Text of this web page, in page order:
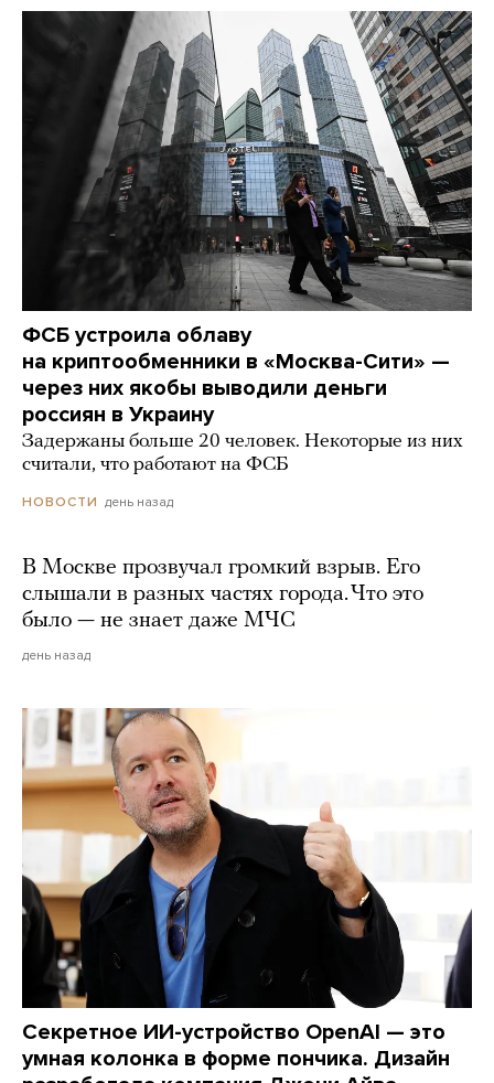
ФСБ устроила облаву
на криптообменники в «Москва-Сити» —
через них якобы выводили деньги
россиян в Украину
Задержаны больше 20 человек. Некоторые из них
считали, что работают на ФСБ
НОВОСТИ день назад
В Москве прозвучал громкий взрыв. Его
слышали в разных частях города. Что это
было — не знает даже МЧС
день назад
Секретное ИИ-устройство OpenAI — это
умная колонка в форме пончика. Дизайн